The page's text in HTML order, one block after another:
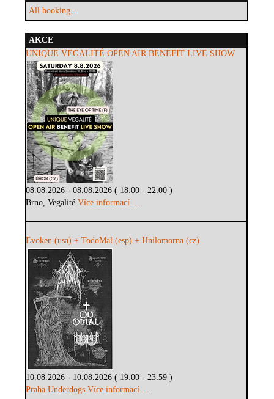
All booking...
AKCE
UNIQUE VEGALITÉ OPEN AIR BENEFIT LIVE SHOW
08.08.2026 - 08.08.2026 ( 18:00 - 22:00 )
Brno, VegalitéVíce informací ...
Evoken (usa) + TodoMal (esp) + Hnilomorna (cz)
10.08.2026 - 10.08.2026 ( 19:00 - 23:59 )
Praha Underdogs Více informací ...